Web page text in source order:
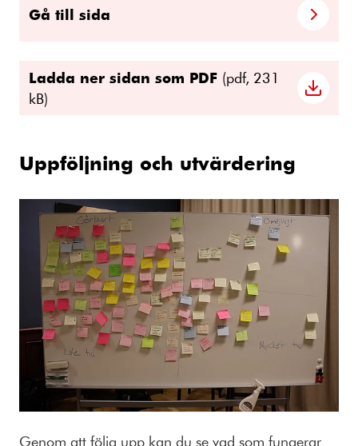
Gå till sida
Ladda ner sidan som PDF (pdf, 231
kB)
Uppföljning och utvärdering
Genom att följa upp kan du se vad som fungerar